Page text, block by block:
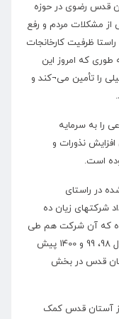
قدس رضوی در حوزه
از مشکلات مردم و رفع
ظرفیت کارخانجات
شده است. به طوری که امروز این
را تأمین می¬کند و
را به سرمایه
نذورات و
است.
در راستای
ساماندهی اقتصادی آستان قدس ابراز کرد: تعداد شرکت‎های زیان ده
رسیده که آن شرکت هم طی
چندماه آینده به سودهی خواهد رسید و در سال 98، 99 و 1400 پیش
قدس در بخش
بیمارستان رضوی اردیبهشت‌ماه 95 از آستان قدس کمک